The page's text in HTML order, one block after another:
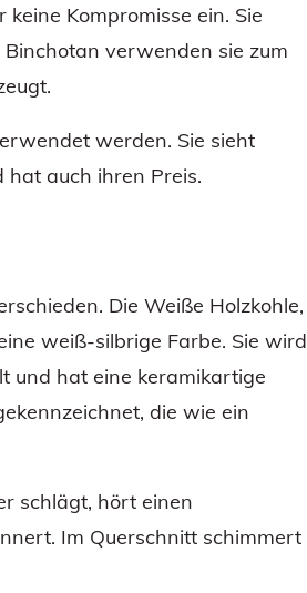
Kompromisse ein. Sie
verwenden sie zum
werden. Sie sieht
hat auch ihren Preis.
Die Weiße Holzkohle,
weiß-silbrige Farbe. Sie wird
und hat eine keramikartige
die wie ein
schlägt, hört einen
Im Querschnitt schimmert